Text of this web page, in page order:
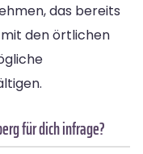
das bereits
den örtlichen
für dich infrage?